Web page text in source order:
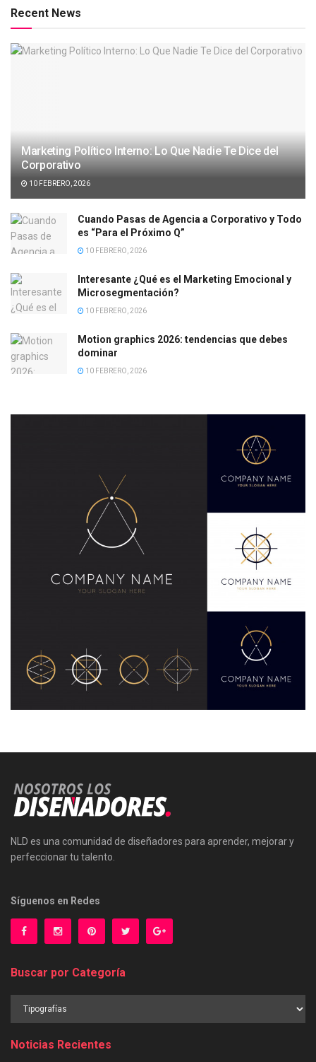
Recent News
Marketing Político Interno: Lo Que Nadie Te Dice del
Corporativo
10 FEBRERO, 2026
Cuando Pasas de Agencia a Corporativo y Todo
es “Para el Próximo Q”
10 FEBRERO, 2026
Interesante ¿Qué es el Marketing Emocional y
Microsegmentación?
10 FEBRERO, 2026
Motion graphics 2026: tendencias que debes
dominar
10 FEBRERO, 2026
NLD es una comunidad de diseñadores para aprender, mejorar y
perfeccionar tu talento.
Síguenos en Redes
Buscar por Categoría
Noticias Recientes